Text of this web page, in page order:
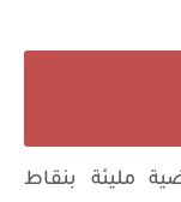
مليئة بنقاط